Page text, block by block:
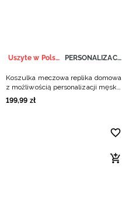
Uszyte w Polsce PERSONALIZACJA
Koszulka meczowa replika domowa
z możliwością personalizacji męska
4F x Polska Siatkówka - biała
199,99 zł